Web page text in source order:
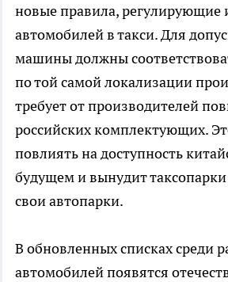
новые правила, регулирующие
автомобилей в такси. Для
машины должны
по той самой локализации
требует от производителей
российских комплектующих.
повлиять на доступность
будущем и вынудит
свои автопарки.
В обновленных списках среди
автомобилей появятся